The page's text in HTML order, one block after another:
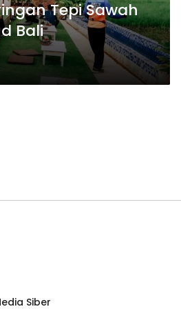
Tepi Sawah
Bali
Siber